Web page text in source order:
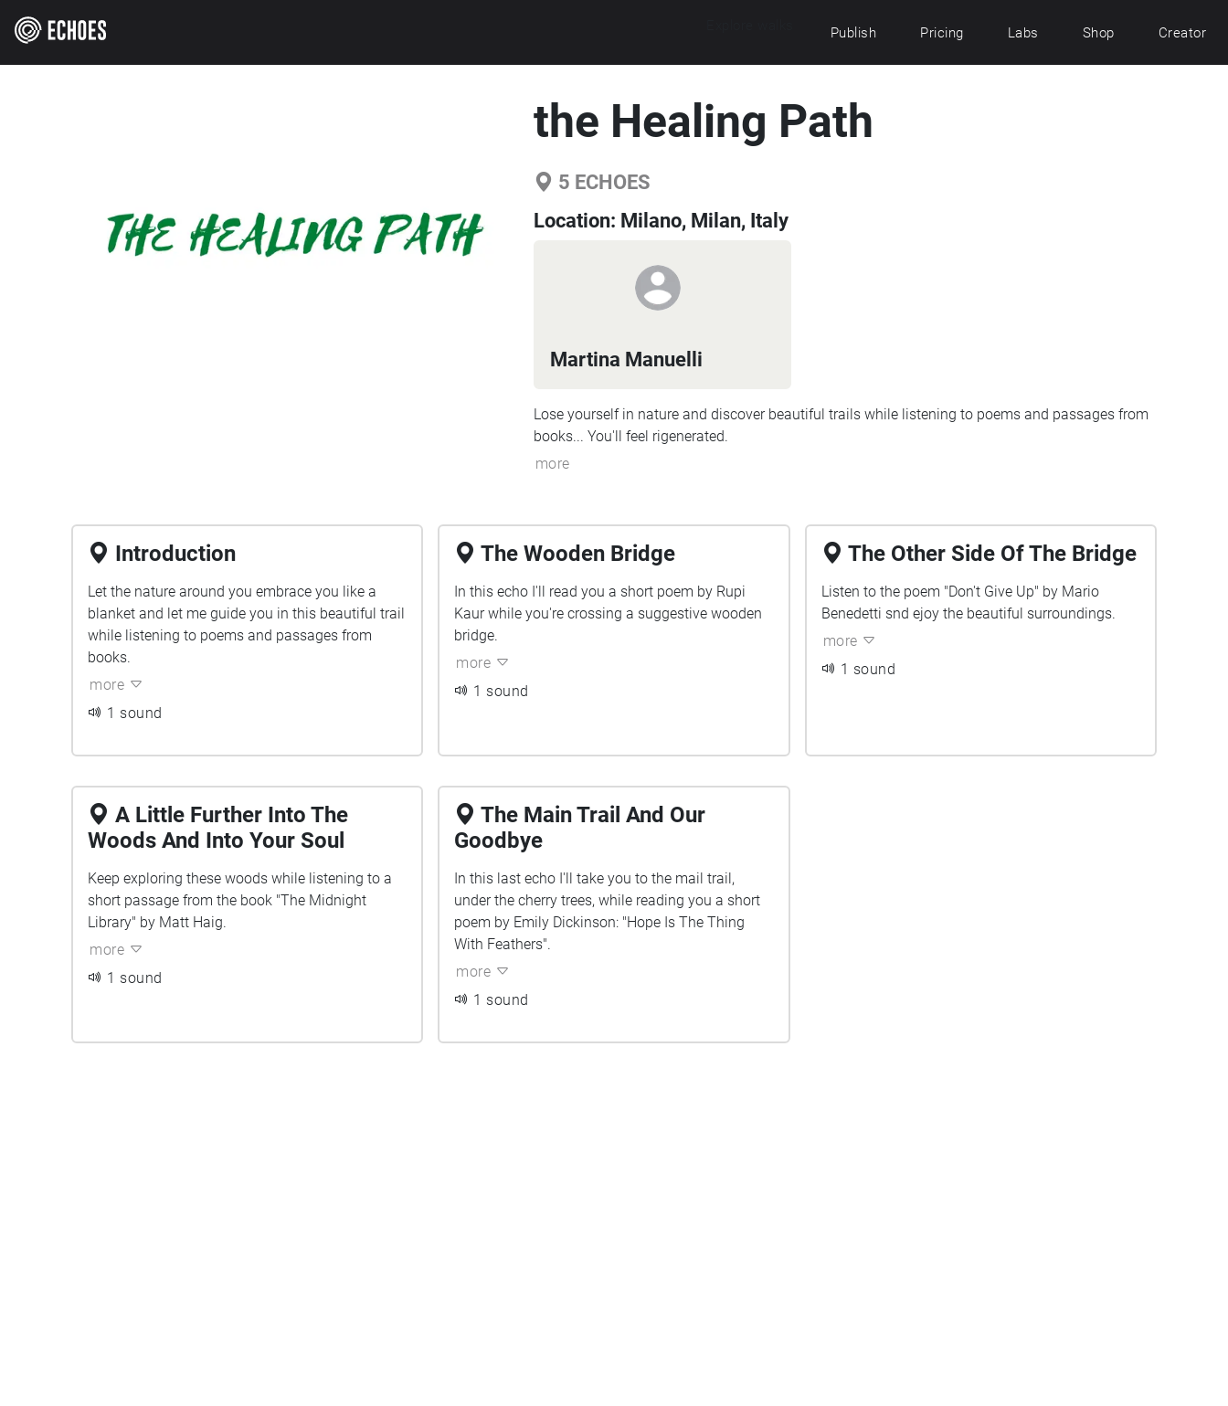
Publish Pricing Labs Shop Creator
the Healing Path
5 ECHOES
Location: Milano, Milan, Italy
Martina Manuelli
Lose yourself in nature and discover beautiful trails while listening to poems and passages from
books... You'll feel rigenerated.
more
Introduction
Let the nature around you embrace you like a
blanket and let me guide you in this beautiful trail
while listening to poems and passages from
books.
more
1 sound
The Wooden Bridge
In this echo I'll read you a short poem by Rupi
Kaur while you're crossing a suggestive wooden
bridge.
more
1 sound
The Other Side Of The Bridge
Listen to the poem "Don't Give Up" by Mario
Benedetti snd ejoy the beautiful surroundings.
more
1 sound
A Little Further Into The
Woods And Into Your Soul
Keep exploring these woods while listening to a
short passage from the book "The Midnight
Library" by Matt Haig.
more
1 sound
The Main Trail And Our
Goodbye
In this last echo I'll take you to the mail trail,
under the cherry trees, while reading you a short
poem by Emily Dickinson: "Hope Is The Thing
With Feathers".
more
1 sound